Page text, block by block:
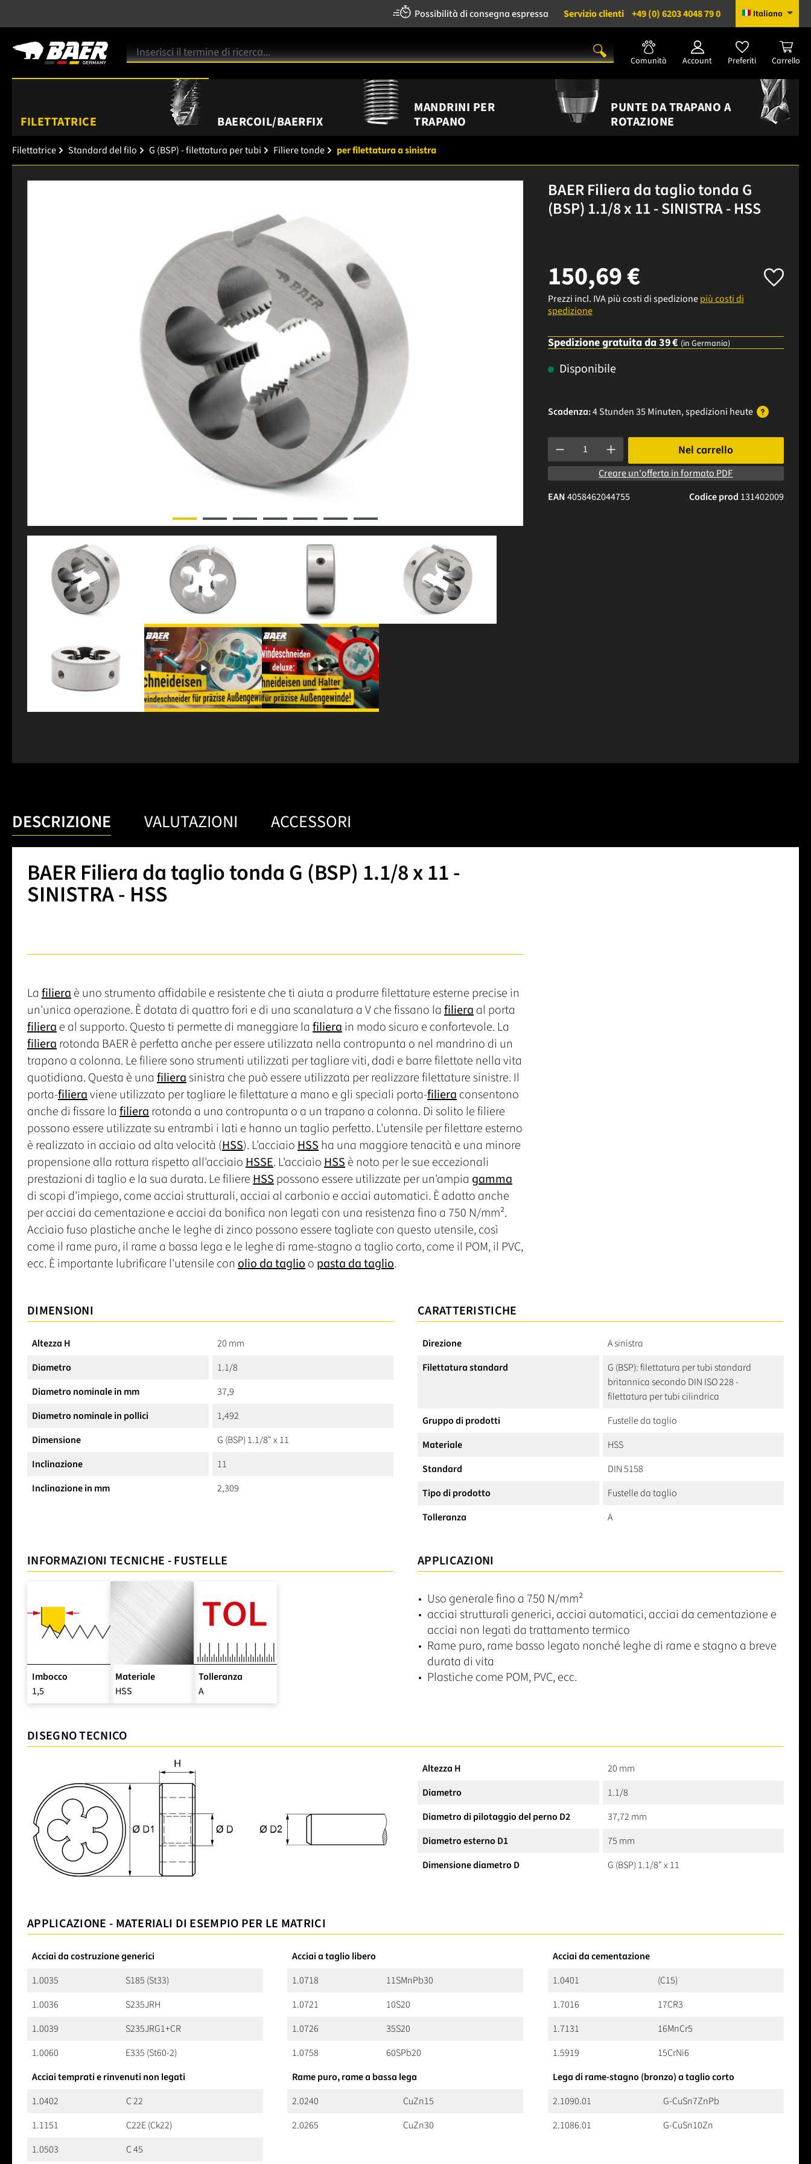
Possibilità di consegna espressa Servizio clienti +49 (0) 6203 4048 79 0 Italiano
Comunità Account Preferiti Carrello
FILETTATRICE BAERCOIL/BAERFIX
MANDRINI PER
TRAPANO
PUNTE DA TRAPANO A
ROTAZIONE
Filettatrice Standard del filo G (BSP) - filettatura per tubi Filiere tonde per filettatura a sinistra
BAER Filiera da taglio tonda G
(BSP) 1.1/8 x 11 - SINISTRA - HSS
150,69 €
Prezzi incl. IVA più costi di spedizionepiù costi di
spedizione
Spedizione gratuita da 39 € (in Germania)
Disponibile
Scadenza:4 Stunden 35 Minuten, spedizioni heute
Quantità del prodotto: inserisci la quantità desiderata o usa i
Nel carrello
Creare un'offerta in formato PDF
Codice prod 131402009
EAN4058462044755
DESCRIZIONE VALUTAZIONI ACCESSORI
BAER Filiera da taglio tonda G (BSP) 1.1/8 x 11 -
SINISTRA - HSS
La filieraè uno strumento affidabile e resistente che ti aiuta a produrre filettature esterne precise in
un'unica operazione. È dotata di quattro fori e di una scanalatura a V che fissano la filieraal porta
filierae al supporto. Questo ti permette di maneggiare la filierain modo sicuro e confortevole. La
filierarotonda BAER è perfetta anche per essere utilizzata nella contropunta o nel mandrino di un
trapano a colonna. Le filiere sono strumenti utilizzati per tagliare viti, dadi e barre filettate nella vita
quotidiana. Questa è una filierasinistra che può essere utilizzata per realizzare filettature sinistre. Il
porta-filieraviene utilizzato per tagliare le filettature a mano e gli speciali porta-filieraconsentono
anche di fissare la filierarotonda a una contropunta o a un trapano a colonna. Di solito le filiere
possono essere utilizzate su entrambi i lati e hanno un taglio perfetto. L'utensile per filettare esterno
è realizzato in acciaio ad alta velocità (HSS). L'acciaioHSSha una maggiore tenacità e una minore
propensione alla rottura rispetto all'acciaioHSSE. L'acciaioHSSè noto per le sue eccezionali
prestazioni di taglio e la sua durata. Le filiereHSSpossono essere utilizzate per un'ampia gamma
di scopi d'impiego, come acciai strutturali, acciai al carbonio e acciai automatici. È adatto anche
per acciai da cementazione e acciai da bonifica non legati con una resistenza fino a 750 N/mm².
Acciaio fuso plastiche anche le leghe di zinco possono essere tagliate con questo utensile, così
come il rame puro, il rame a bassa lega e le leghe di rame-stagno a taglio corto, come il POM, il PVC,
ecc. È importante lubrificare l'utensile con olio da taglioo pasta da taglio.
DIMENSIONI
Altezza H
20 mm
Diametro
1.1/8
Diametro nominale in mm
37,9
Diametro nominale in pollici
1,492
Dimensione
G (BSP) 1.1/8" x 11
Inclinazione
11
Inclinazione in mm
2,309
CARATTERISTICHE
Direzione
A sinistra
Filettatura standard
G (BSP): filettatura per tubi standard
britannica secondo DIN ISO 228 -
filettatura per tubi cilindrica
Gruppo di prodotti
Fustelle da taglio
Materiale
HSS
Standard
DIN 5158
Tipo di prodotto
Fustelle da taglio
Tolleranza
A
INFORMAZIONI TECNICHE - FUSTELLE
Imbocco
1,5
Materiale
HSS
Tolleranza
A
APPLICAZIONI
Uso generale fino a 750 N/mm²
acciai strutturali generici, acciai automatici, acciai da cementazione e
acciai non legati da trattamento termico
Rame puro, rame basso legato nonché leghe di rame e stagno a breve
durata di vita
Plastiche come POM, PVC, ecc.
DISEGNO TECNICO
Altezza H
20 mm
Diametro
1.1/8
Diametro di pilotaggio del perno D2
37,72 mm
Diametro esterno D1
75 mm
Dimensione diametro D
G (BSP) 1.1/8" x 11
APPLICAZIONE - MATERIALI DI ESEMPIO PER LE MATRICI
Acciai da costruzione generici
1.0035
S185 (St33)
1.0036
S235JRH
1.0039
S235JRG1+CR
1.0060
E335 (St60-2)
Acciai a taglio libero
1.0718
11SMnPb30
1.0721
10S20
1.0726
35S20
1.0758
60SPb20
Acciai da cementazione
1.0401
(C15)
1.7016
17CR3
1.7131
16MnCr5
1.5919
15CrNi6
Acciai temprati e rinvenuti non legati
1.0402
C 22
1.1151
C22E (Ck22)
1.0503
C 45
Rame puro, rame a bassa lega
2.0240
CuZn15
2.0265
CuZn30
Lega di rame-stagno (bronzo) a taglio corto
2.1090.01
G-CuSn7ZnPb
2.1086.01
G-CuSn10Zn